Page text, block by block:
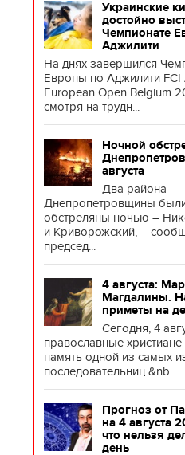
Украинские
достойно
Чемпионате
Аджилити
На днях завершился
Европы по Аджилити FCI
European Open Belgium
смотря на трудн...
Ночной
августа
Два района
Днепропетровщины
обстреляны ночью –
и Криворожский, –
председ...
4 августа:
Магдалины.
приметы на
Сегодня, 4
православные
память одной из самых
последовательниц &nb...
Прогноз от
на 4 августа
что нельзя
день